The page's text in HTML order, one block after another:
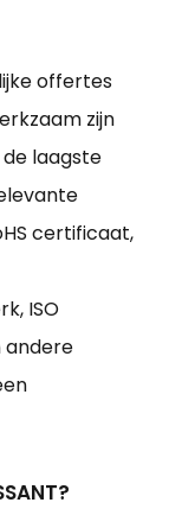
offertes
zijn
laagste
certificaat,
ISO
andere